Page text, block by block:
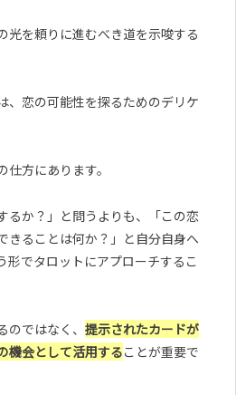
光を頼りに進むべき道を示唆する
、恋の可能性を探るためのデリケ
方にあります。
るか？」と問うよりも、「この恋
きることは何か？」と自分自身へ
形でタロットにアプローチするこ
ではなく、 提示されたカードが
機会として活用することが重要で